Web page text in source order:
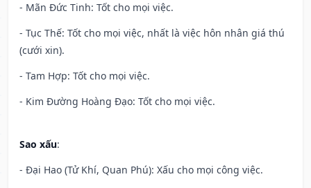
- Mãn Đức Tinh: Tốt cho mọi việc.
- Tục Thế: Tốt cho mọi việc, nhất là việc hôn nhân giá thú
(cưới xin).
- Tam Hợp: Tốt cho mọi việc.
- Kim Đường Hoàng Đạo: Tốt cho mọi việc.
Sao xấu:
- Đại Hao (Tử Khí, Quan Phú): Xấu cho mọi công việc.